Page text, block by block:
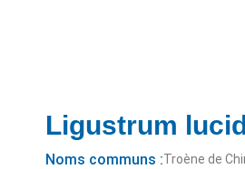
Ligustrum
Noms communs :Troène de